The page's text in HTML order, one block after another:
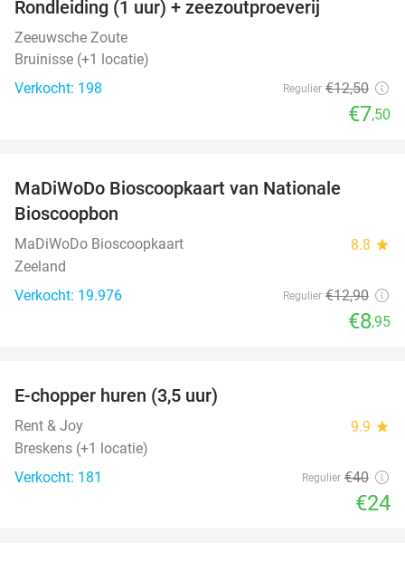
Rondleiding (1 uur) + zeezoutproeverij
Zeeuwsche Zoute
Bruinisse (+1 locatie)
Verkocht: 198
Regulier €12,50
€7,50
MaDiWoDo Bioscoopkaart van Nationale
Bioscoopbon
MaDiWoDo Bioscoopkaart 8.8 star
Zeeland
Verkocht: 19.976
Regulier €12,90
€8,95
E-chopper huren (3,5 uur)
Rent & Joy 9.9 star
Breskens (+1 locatie)
Verkocht: 181
Regulier €40
€24